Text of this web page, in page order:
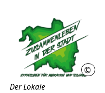
© LHH
Der Lokale